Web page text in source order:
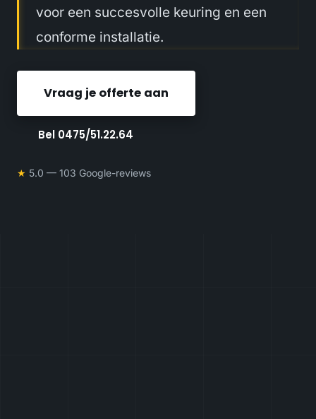
voor een succesvolle keuring en een
conforme installatie.
Vraag je offerte aan
Bel 0475/51.22.64
★ 5.0 — 103 Google-reviews